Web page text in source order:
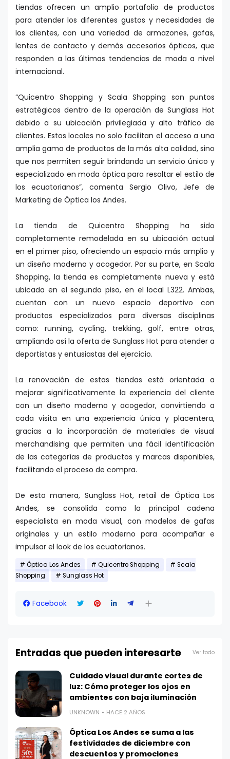
tiendas ofrecen un amplio portafolio de productos
para atender los diferentes gustos y necesidades de
los clientes, con una variedad de armazones, gafas,
lentes de contacto y demás accesorios ópticos, que
responden a las últimas tendencias de moda a nivel
internacional.
“Quicentro Shopping y Scala Shopping son puntos
estratégicos dentro de la operación de Sunglass Hot
debido a su ubicación privilegiada y alto tráfico de
clientes. Estos locales no solo facilitan el acceso a una
amplia gama de productos de la más alta calidad, sino
que nos permiten seguir brindando un servicio único y
especializado en moda óptica para resaltar el estilo de
los ecuatorianos”, comenta Sergio Olivo, Jefe de
Marketing de Óptica los Andes.
La tienda de Quicentro Shopping ha sido
completamente remodelada en su ubicación actual
en el primer piso, ofreciendo un espacio más amplio y
un diseño moderno y acogedor. Por su parte, en Scala
Shopping, la tienda es completamente nueva y está
ubicada en el segundo piso, en el local L322. Ambas,
cuentan con un nuevo espacio deportivo con
productos especializados para diversas disciplinas
como: running, cycling, trekking, golf, entre otras,
ampliando así la oferta de Sunglass Hot para atender a
deportistas y entusiastas del ejercicio.
La renovación de estas tiendas está orientada a
mejorar significativamente la experiencia del cliente
con un diseño moderno y acogedor, convirtiendo a
cada visita en una experiencia única y placentera,
gracias a la incorporación de materiales de visual
merchandising que permiten una fácil identificación
de las categorías de productos y marcas disponibles,
facilitando el proceso de compra.
De esta manera, Sunglass Hot, retail de Óptica Los
Andes, se consolida como la principal cadena
especialista en moda visual, con modelos de gafas
originales y un estilo moderno para acompañar e
impulsar el look de los ecuatorianos.
Óptica Los Andes Quicentro Shopping
Scala
Shopping
Sunglass Hot
Facebook
Entradas que pueden interesarte Ver todo
Cuidado visual durante cortes de
luz: Cómo proteger los ojos en
ambientes con baja iluminación
UNKNOWN HACE 2 AÑOS
Óptica Los Andes se suma a las
festividades de diciembre con
descuentos y promociones